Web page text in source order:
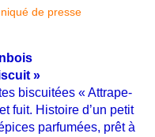
»
biscuitées « Attrape-
fuit. Histoire d’un petit
parfumées, prêt à